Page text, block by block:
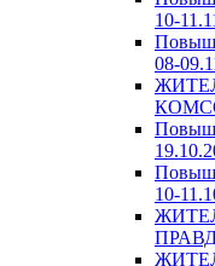
10-
08-
10-